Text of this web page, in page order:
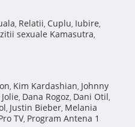
, Relatii, Cuplu, Iubire,
sexuale Kamasutra,
, Kim Kardashian, Johnny
, Dana Rogoz, Dani Otil,
, Justin Bieber, Melania
TV, Program Antena 1